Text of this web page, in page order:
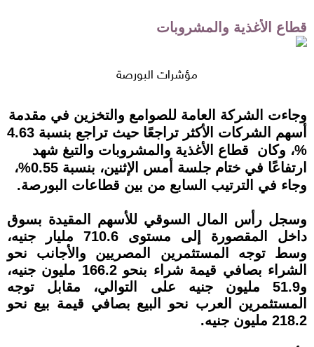
قطاع الأغذية والمشروبات
مؤشرات البورصة
وجاءت الشركة العامة للصوامع والتخزين في مقدمة
أسهم الشركات الأكثر تراجعًا حيث تراجع بنسبة 4.63
%، وكان قطاع الأغذية والمشروبات والتبغ شهد
ارتفاعًا في ختام جلسة أمس الإثنين، بنسبة 0.55%،
وجاء في الترتيب السابع من بين قطاعات البورصة.
وسجل رأس المال السوقي للأسهم المقيدة بسوق
داخل المقصورة إلى مستوى 710.6 مليار جنيه،
وسط توجه المستثمرين المصريين والأجانب نحو
الشراء بصافي قيمة شراء بنحو 166.2 مليون جنيه،
و51.9 مليون جنيه على التوالي، مقابل توجه
المستثمرين العرب نحو البيع بصافي قيمة بيع نحو
218.2 مليون جنيه.